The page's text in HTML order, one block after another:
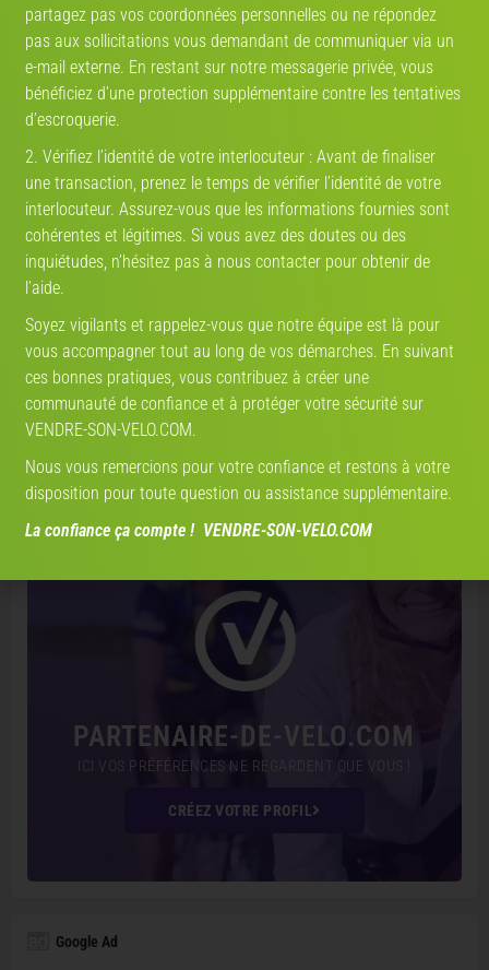
Modèle V-IA
État
Lancer l'estimation V-IA
Estimation par vendre-son-velo.com — données marché actualisées · 2 733 estimations réalisées
Partenaire de vélo
TROUVEZ VOTRE PARTENAIRE
!
PARTENAIRE-DE-VELO.COM
ICI VOS PRÉFÉRENCES NE REGARDENT QUE VOUS !
CRÉEZ VOTRE PROFIL
Google Ad
partagez pas vos coordonnées personnelles ou ne répondez
pas aux sollicitations vous demandant de communiquer via un
e-mail externe. En restant sur notre messagerie privée, vous
bénéficiez d’une protection supplémentaire contre les tentatives
d’escroquerie.
2. Vérifiez l’identité de votre interlocuteur : Avant de finaliser
une transaction, prenez le temps de vérifier l’identité de votre
interlocuteur. Assurez-vous que les informations fournies sont
cohérentes et légitimes. Si vous avez des doutes ou des
inquiétudes, n’hésitez pas à nous contacter pour obtenir de
l’aide.
Soyez vigilants et rappelez-vous que notre équipe est là pour
vous accompagner tout au long de vos démarches. En suivant
ces bonnes pratiques, vous contribuez à créer une
communauté de confiance et à protéger votre sécurité sur
VENDRE-SON-VELO.COM.
Nous vous remercions pour votre confiance et restons à votre
disposition pour toute question ou assistance supplémentaire.
La confiance ça compte ! VENDRE-SON-VELO.COM